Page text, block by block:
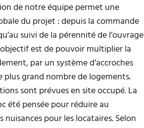
de notre équipe permet une
du projet : depuis la commande
suivi de la pérennité de l’ouvrage
est de pouvoir multiplier la
par un système d’accroches
plus grand nombre de logements.
sont prévues en site occupé. La
été pensée pour réduire au
nuisances pour les locataires. Selon